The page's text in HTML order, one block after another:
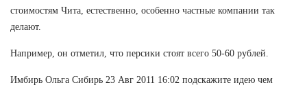
стоимостям Чита, естественно, особенно частные компании так
делают.
Например, он отметил, что персики стоят всего 50-60 рублей.
Имбирь Ольга Сибирь 23 Авг 2011 16:02 подскажите идею чем